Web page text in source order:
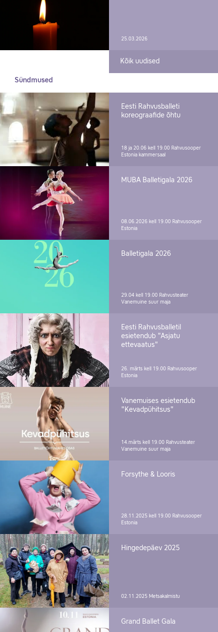
25.03.2026
Kõik uudised
Sündmused
Eesti Rahvusballeti
koreograafide õhtu
18 ja 20.06 kell 19.00 Rahvusooper
Estonia kammersaal
MUBA Balletigala 2026
08.06.2026 kell 19.00 Rahvusooper
Estonia
Balletigala 2026
29.04 kell 19.00 Rahvusteater
Vanemuine suur maja
Eesti Rahvusballetil
esietendub "Asjatu
ettevaatus"
26. märts kell 19.00 Rahvusooper
Estonia
Vanemuises esietendub
"Kevadpühitsus"
14.märts kell 19.00 Rahvusteater
Vanemuine suur maja
Forsythe & Looris
28.11.2025 kell 19.00 Rahvusooper
Estonia
Hingedepäev 2025
02.11.2025 Metsakalmistu
Grand Ballet Gala